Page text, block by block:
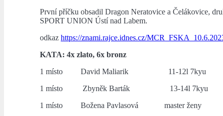
První příčku obsadil Dragon Neratovice a Čelákovice,
SPORT UNION Ústí nad Labem.
odkaz https://znami.rajce.idnes.cz/
KATA: 4x zlato, 6x bronz
1 místo David Maliarik 11-12l 7kyu
1 místo Zbyněk Barták 13-14l 7kyu
1 místo Božena Pavlasová master ženy